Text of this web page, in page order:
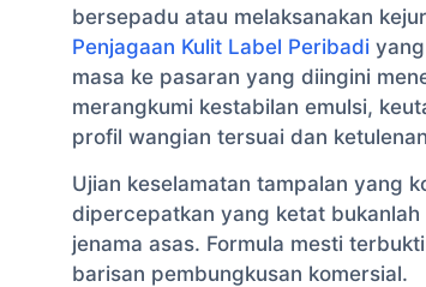
bersepadu atau melaksanakan
Penjagaan Kulit Label Peribadi
masa ke pasaran yang diingini
merangkumi kestabilan emulsi,
profil wangian tersuai dan
Ujian keselamatan tampalan yang
dipercepatkan yang ketat
jenama asas. Formula mesti
barisan pembungkusan komersial.